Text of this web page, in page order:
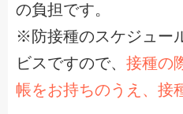
の負担です。
※防接種のスケジュー
ビスですので、 接種の
帳をお持ちのうえ、接